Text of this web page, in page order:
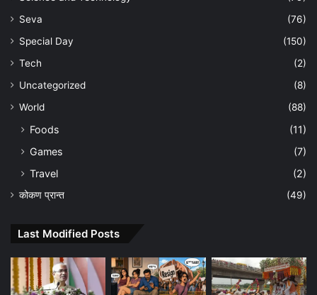
Seva
(76)
Special Day
(150)
Tech
(2)
Uncategorized
(8)
World
(88)
Foods
(11)
Games
(7)
Travel
(2)
कोकण प्रान्त (49)
Last Modified Posts